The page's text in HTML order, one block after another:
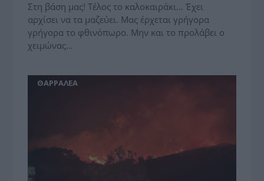
Στη βάση μας! Τέλος το καλοκαιράκι… Έχει
αρχίσει να τα μαζεύει. Μας έρχεται γρήγορα
γρήγορα το φθινόπωρο. Μην και το προλάβει ο
χειμώνας…
ΘΑΡΡΑΛΕΑ